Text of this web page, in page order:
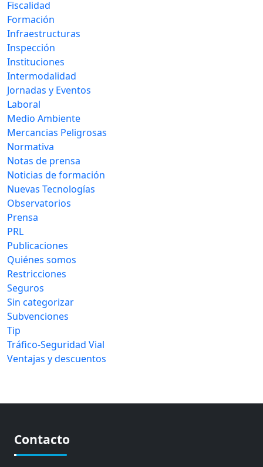
Fiscalidad
Formación
Infraestructuras
Inspección
Instituciones
Intermodalidad
Jornadas y Eventos
Laboral
Medio Ambiente
Mercancias Peligrosas
Normativa
Notas de prensa
Noticias de formación
Nuevas Tecnologías
Observatorios
Prensa
PRL
Publicaciones
Quiénes somos
Restricciones
Seguros
Sin categorizar
Subvenciones
Tip
Tráfico-Seguridad Vial
Ventajas y descuentos
Contacto